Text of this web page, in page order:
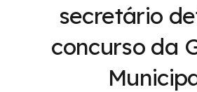
secretário
concurso da